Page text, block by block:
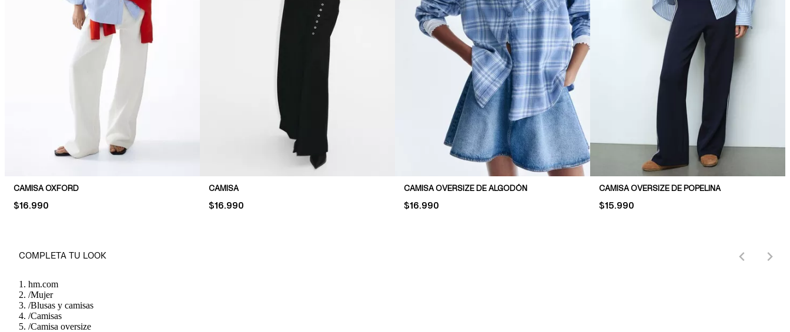
CAMISA OXFORD
PRICE:
$16.990
CAMISA
PRICE:
$16.990
CAMISA OVERSIZE DE ALGODÓN
PRICE:
$16.990
CAMISA OVERSIZE DE POPELINA
PRICE:
$15.990
COMPLETA TU LOOK
hm.com
/Mujer
/Blusas y camisas
/Camisas
/Camisa oversize